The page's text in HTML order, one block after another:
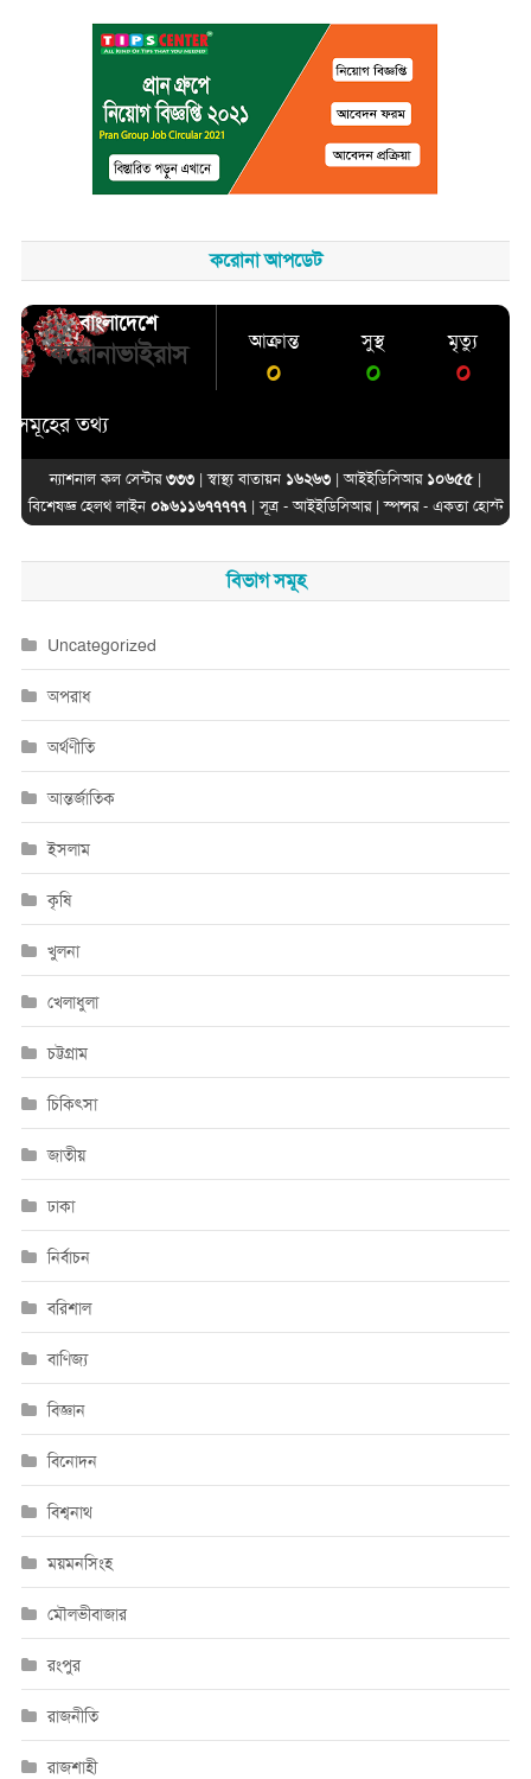
করোনা আপডেট
বাংলাদেশে
করোনাভাইরাস আক্রান্ত
০
সুস্থ
০
মৃত্যু
০
তথ্য
ন্যাশনাল কল সেন্টার৩৩৩ | স্বাস্থ্য বাতায়ন ১৬২৬৩ | আইইডিসিআর ১০৬৫৫|
বিশেষজ্ঞ হেলথ লাইন ০৯৬১১৬৭৭৭৭৭| সূত্র -আইইডিসিআর| স্পন্সর - একতা হোস্ট
বিভাগ সমূহ
Uncategorized
অপরাধ
অর্থণীতি
আন্তর্জাতিক
ইসলাম
কৃষি
খুলনা
খেলাধুলা
চট্টগ্রাম
চিকিৎসা
জাতীয়
ঢাকা
নির্বাচন
বরিশাল
বাণিজ্য
বিজ্ঞান
বিনোদন
বিশ্বনাথ
ময়মনসিংহ
মৌলভীবাজার
রংপুর
রাজনীতি
রাজশাহী